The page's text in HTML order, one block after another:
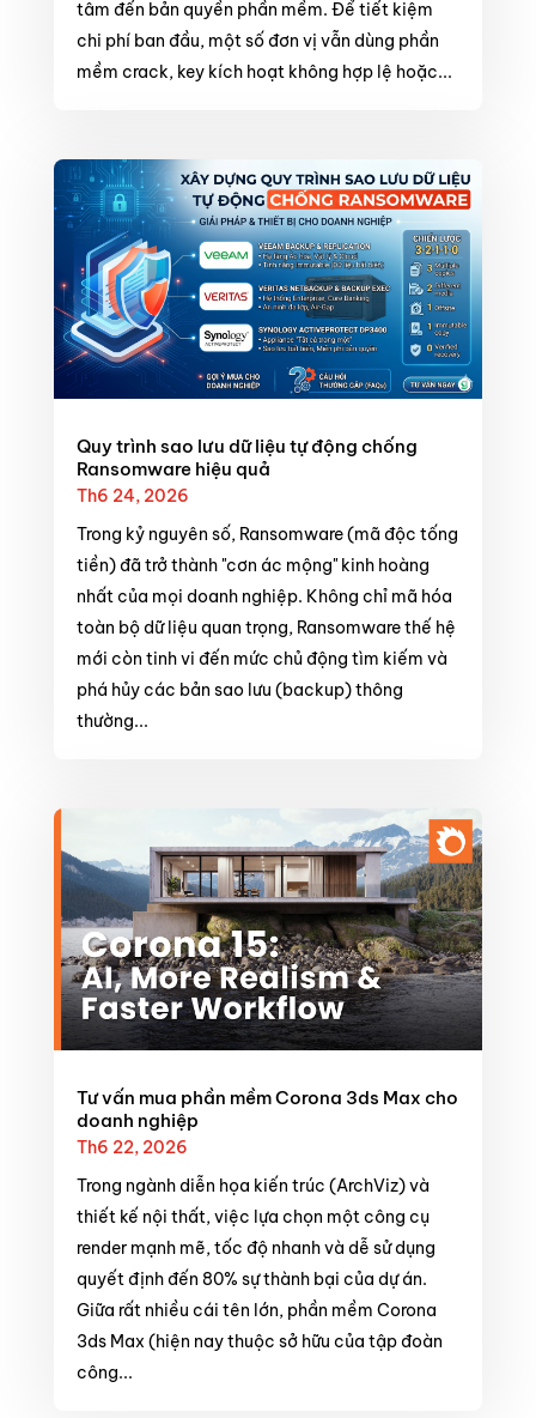
tâm đến bản quyền phần mềm. Để tiết kiệm
chi phí ban đầu, một số đơn vị vẫn dùng phần
mềm crack, key kích hoạt không hợp lệ hoặc...
Quy trình sao lưu dữ liệu tự động chống
Ransomware hiệu quả
Th6 24, 2026
Trong kỷ nguyên số, Ransomware (mã độc tống
tiền) đã trở thành "cơn ác mộng" kinh hoàng
nhất của mọi doanh nghiệp. Không chỉ mã hóa
toàn bộ dữ liệu quan trọng, Ransomware thế hệ
mới còn tinh vi đến mức chủ động tìm kiếm và
phá hủy các bản sao lưu (backup) thông
thường...
Tư vấn mua phần mềm Corona 3ds Max cho
doanh nghiệp
Th6 22, 2026
Trong ngành diễn họa kiến trúc (ArchViz) và
thiết kế nội thất, việc lựa chọn một công cụ
render mạnh mẽ, tốc độ nhanh và dễ sử dụng
quyết định đến 80% sự thành bại của dự án.
Giữa rất nhiều cái tên lớn, phần mềm Corona
3ds Max (hiện nay thuộc sở hữu của tập đoàn
công...